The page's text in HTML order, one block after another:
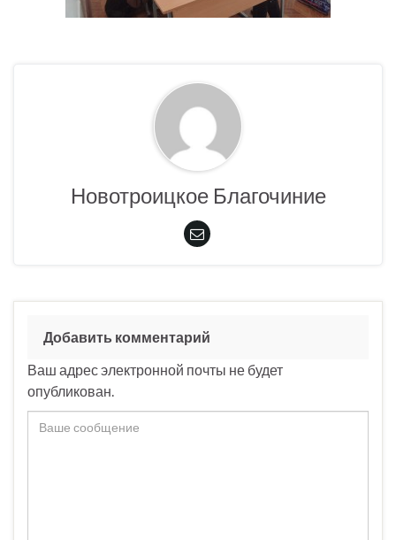
Новотроицкое Благочиние
Добавить комментарий
Ваш адрес электронной почты не будет
опубликован.